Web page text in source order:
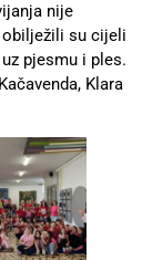
nije
su cijeli
pjesmu i ples.
Klara